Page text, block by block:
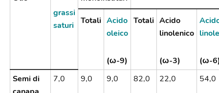
grassi
saturi
Totali Acido
oleico
(ω-9)
Totali Acido
linolenico
(ω-3)
(ω-
Semi di
7,0 9,0 9,0 82,0 22,0 54,0